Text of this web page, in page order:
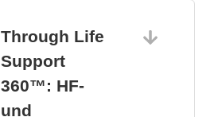
Through Life
Support
360™: HF-
und